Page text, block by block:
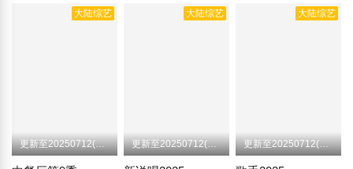
大陆综艺
更新至20250712(加更版)
大陆综艺
更新至20250712(第6期下)
大陆综艺
更新至20250712(纯享版)